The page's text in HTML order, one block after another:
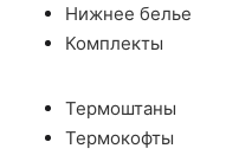
Нижнее белье
Комплекты
Термоштаны
Термокофты